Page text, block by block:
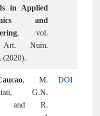
in Applied
and
, vol.
Num.
(2020).
, M.
G.N.
and R.
DOI